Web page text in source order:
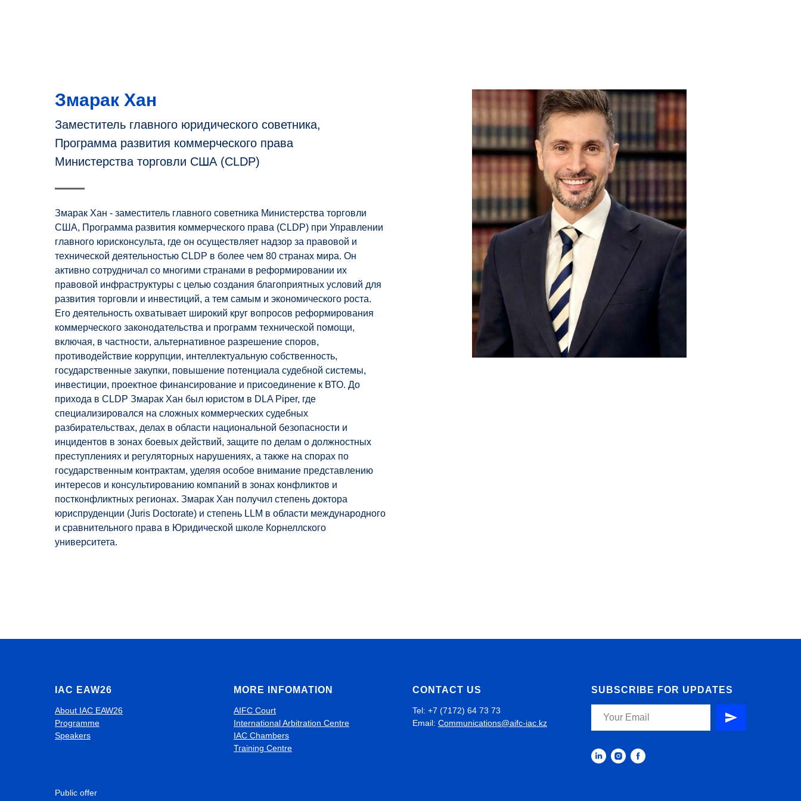
Змарак Хан
Заместитель главного юридического советника,
Программа развития коммерческого права
Министерства торговли США (CLDP)
Змарак Хан - заместитель главного советника Министерства торговли
США, Программа развития коммерческого права (CLDP) при Управлении
главного юрисконсульта, где он осуществляет надзор за правовой и
технической деятельностью CLDP в более чем 80 странах мира. Он
активно сотрудничал со многими странами в реформировании их
правовой инфраструктуры с целью создания благоприятных условий для
развития торговли и инвестиций, а тем самым и экономического роста.
Его деятельность охватывает широкий круг вопросов реформирования
коммерческого законодательства и программ технической помощи,
включая, в частности, альтернативное разрешение споров,
противодействие коррупции, интеллектуальную собственность,
государственные закупки, повышение потенциала судебной системы,
инвестиции, проектное финансирование и присоединение к ВТО. До
прихода в CLDP Змарак Хан был юристом в DLA Piper, где
специализировался на сложных коммерческих судебных
разбирательствах, делах в области национальной безопасности и
инцидентов в зонах боевых действий, защите по делам о должностных
преступлениях и регуляторных нарушениях, а также на спорах по
государственным контрактам, уделяя особое внимание представлению
интересов и консультированию компаний в зонах конфликтов и
постконфликтных регионах. Змарак Хан получил степень доктора
юриспруденции (Juris Doctorate) и степень LLM в области международного
и сравнительного права в Юридической школе Корнеллского
университета.
IAC EAW26
About IAC EAW26
Programme
Speakers
MORE INFOMATION
AIFC Court
International Arbitration Centre
IAC Chambers
Training Centre
CONTACT US
Tel: +7 (7172) 64 73 73
Email: Communications@aifc-iac.kz
SUBSCRIBE FOR UPDATES
Public offer